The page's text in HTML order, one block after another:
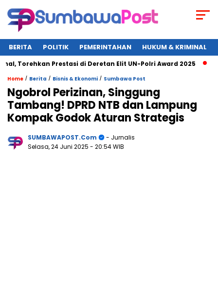
BERITA POLITIK PEMERINTAHAN HUKUM & KRIMINAL
Prestasi di Deretan Elit UN-Polri Award 2025
Home / Berita / Bisnis & Ekonomi / Sumbawa Post
Ngobrol Perizinan, Singgung
Tambang! DPRD NTB dan Lampung
Kompak Godok Aturan Strategis
SUMBAWAPOST.com
- Jurnalis
Selasa, 24 Juni 2025 - 20:54 WIB